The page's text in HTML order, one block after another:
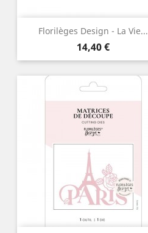
Florilèges Design - La Vie...
Prix
14,40 €